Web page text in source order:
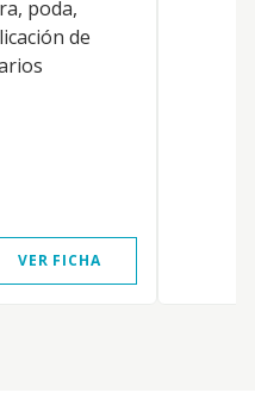
poda,
de
VER FICHA